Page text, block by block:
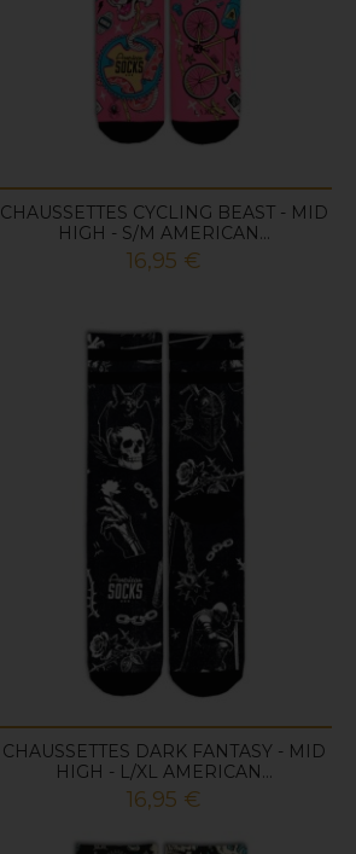
CHAUSSETTES CYCLING BEAST - MID
HIGH - S/M AMERICAN...
Prix
16,95 €
CHAUSSETTES DARK FANTASY - MID
HIGH - L/XL AMERICAN...
Prix
16,95 €